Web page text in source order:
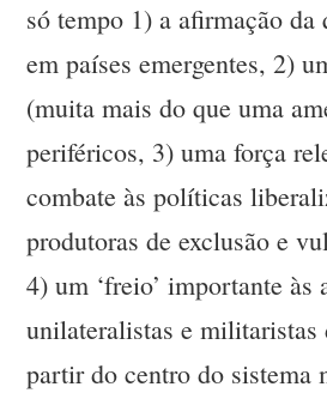
só tempo 1) a afirmação da
em países emergentes, 2)
(muita mais do que uma
periféricos, 3) uma força
combate às políticas
produtoras de exclusão e
4) um ‘freio’ importante às
unilateralistas e militaristas
partir do centro do sistema